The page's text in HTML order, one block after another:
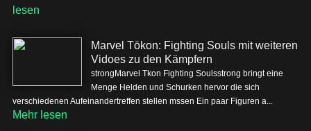
lesen
Marvel Tōkon: Fighting Souls mit weiteren
Vidoes zu den Kämpfern
strongMarvel Tkon Fighting Soulsstrong bringt eine
Menge Helden und Schurken hervor die sich
verschiedenen Aufeinandertreffen stellen mssen Ein paar Figuren a...
Mehr lesen